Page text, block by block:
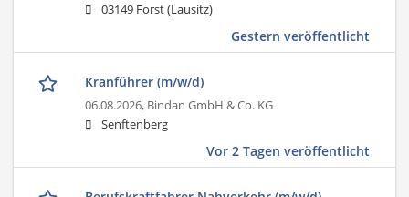
03149 Forst (Lausitz)
Gestern veröffentlicht
Kranführer (m/w/d)
06.08.2026, Bindan GmbH & Co. KG
Senftenberg
Vor 2 Tagen veröffentlicht